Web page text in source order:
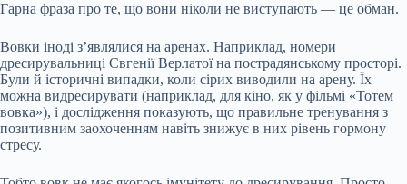
Гарна фраза про те, що вони ніколи не виступають — це обман.
Вовки іноді з’являлися на аренах. Наприклад, номери
дресирувальниці Євгенії Верлатої на пострадянському просторі.
Були й історичні випадки, коли сірих виводили на арену. Їх
можна видресирувати (наприклад, для кіно, як у фільмі «Тотем
вовка»), і дослідження показують, що правильне тренування з
позитивним заохоченням навіть знижує в них рівень гормону
стресу.